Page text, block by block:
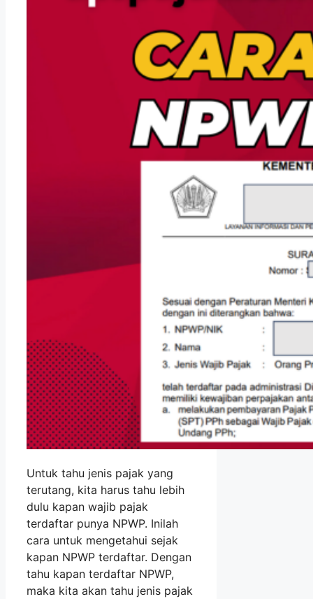
Untuk tahu jenis pajak yang
terutang, kita harus tahu lebih
dulu kapan wajib pajak
terdaftar punya NPWP. Inilah
cara untuk mengetahui sejak
kapan NPWP terdaftar. Dengan
tahu kapan terdaftar NPWP,
maka kita akan tahu jenis pajak